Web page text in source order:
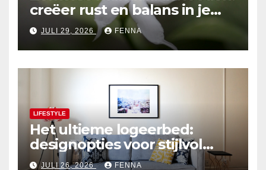
creëer rust en balans in je
tuinontwerp
JULI 29, 2026 FENNA
LIFESTYLE
Het ultieme logeerbed:
designopties voor stijlvol
comfort
JULI 26, 2026 FENNA